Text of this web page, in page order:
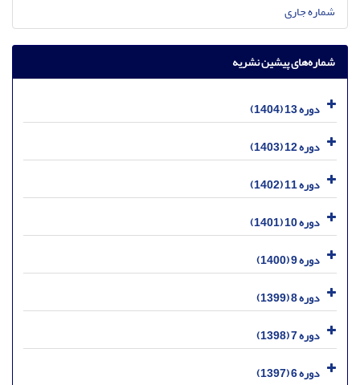
شماره جاری
شماره‌های پیشین نشریه
دوره 13 (1404)
دوره 12 (1403)
دوره 11 (1402)
دوره 10 (1401)
دوره 9 (1400)
دوره 8 (1399)
دوره 7 (1398)
دوره 6 (1397)